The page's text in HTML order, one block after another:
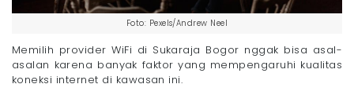
Foto: Pexels/Andrew Neel
Memilih provider WiFi di Sukaraja Bogor nggak bisa asal-
asalan karena banyak faktor yang mempengaruhi kualitas
koneksi internet di kawasan ini.